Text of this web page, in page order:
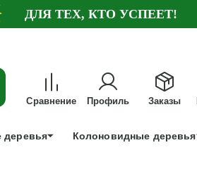
ДЛЯ ТЕХ, КТО УСПЕЕТ!
Сравнение Профиль Заказы
Колоновидные деревья